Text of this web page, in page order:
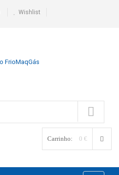
Wishlist
Carrinho: 0 €